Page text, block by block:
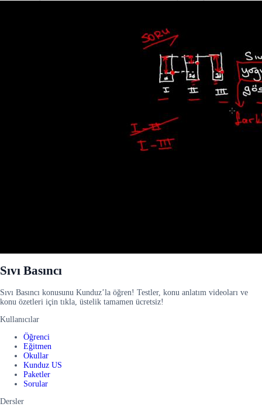
Sıvı Basıncı
Sıvı Basıncı konusunu Kunduz’la öğren! Testler, konu anlatım videoları ve
konu özetleri için tıkla, üstelik tamamen ücretsiz!
Kullanıcılar
Öğrenci
Eğitmen
Okullar
Kunduz US
Paketler
Sorular
Dersler